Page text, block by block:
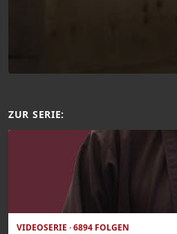
ZUR SERIE:
VIDEOSERIE · 6894 FOLGEN